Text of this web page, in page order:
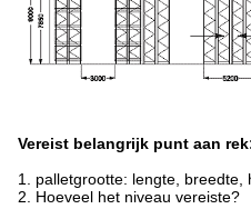
Vereist belangrijk punt aan
1. palletgrootte: lengte, breedte,
2. Hoeveel het niveau vereiste?